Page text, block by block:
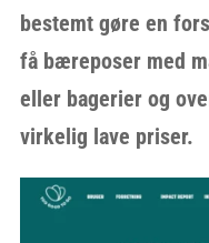
bestemt gøre en
få bæreposer med
eller bagerier og
virkelig lave priser.